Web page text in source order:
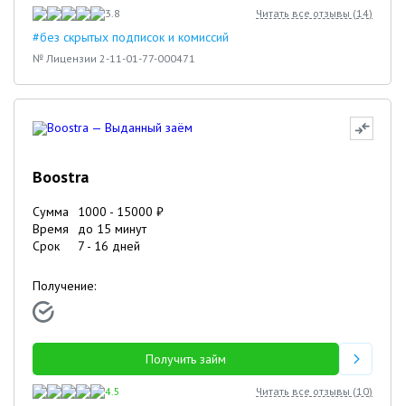
3.8 Читать все отзывы (14)
#без скрытых подписок и комиссий
№ Лицензии 2-11-01-77-000471
Boostra
Сумма 1000 - 15000 ₽
Время
до 15 минут
Срок
7 - 16 дней
Получение:
Получить займ
4.5 Читать все отзывы (10)